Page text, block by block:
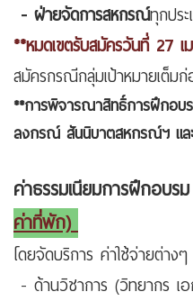
- ฝ่ายจัดการสหกรณ์ทุกปร
**หมดเขตรับสมัครวันที่ 27 เ
สมัครกรณีกลุ่มเป้าหมายเต็ม
**การพิจารณาสิทธิ์การฝึกอบ
ลงกรณ์ สันนิบาตสหกรณ์ฯ แล
ค่าธรรมเนียมการฝึกอบร
ค่าที่พัก)
โดยจัดบริการ ค่าใช้จ่ายต่าง
- ด้านวิชาการ (วิทยากร เ